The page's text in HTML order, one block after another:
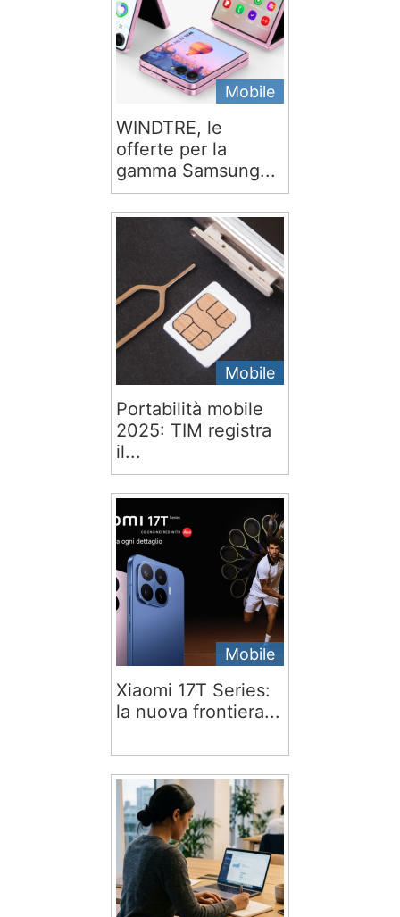
Mobile
WINDTRE, le
offerte per la
gamma Samsung...
Mobile
Portabilità mobile
2025: TIM registra
il...
Mobile
Xiaomi 17T Series:
la nuova frontiera...